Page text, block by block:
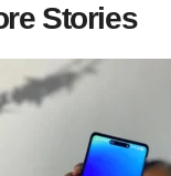
Stories